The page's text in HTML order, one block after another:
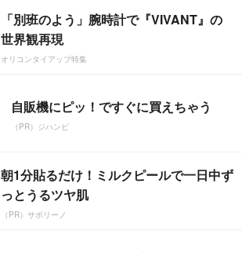
「別班のよう」腕時計で『VIVANT』の
世界観再現
オリコンタイアップ特集
自販機にピッ！ですぐに買えちゃう
（PR）ジハンピ
朝1分貼るだけ！ミルクピールで一日中ず
っとうるツヤ肌
（PR）サボリーノ